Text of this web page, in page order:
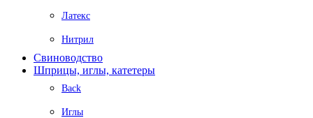
Латекс
Нитрил
Свиноводство
Шприцы, иглы, катетеры
Back
Иглы